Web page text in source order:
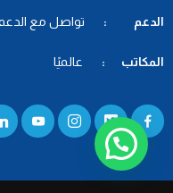
الدعم : تواصل مع
المكاتب : عالميًا